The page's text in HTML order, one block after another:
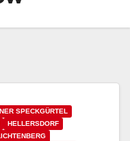
SPECKGÜRTEL
HELLERSDORF